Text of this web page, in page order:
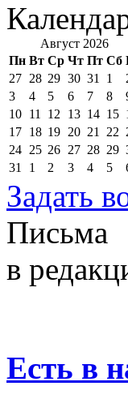
Август 2026
Пн Вт Ср Чт Пт Сб
27 28 29 30 31 1
3
4 5 6 7 8
10 11 12 13 14 15
17 18 19 20 21 22
24 25 26 27 28 29
31
1 2 3 4 5
Задать
Письма
в
Есть в